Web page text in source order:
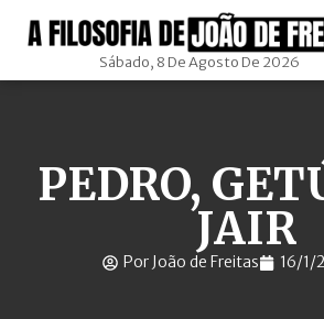
Sábado, 8 De Agosto De 2026
PEDRO,
JAIR
Por João de Freitas 16/1/